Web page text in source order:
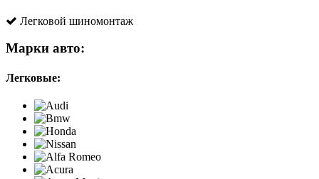
Легковой шиномонтаж
Марки авто:
Легковые: